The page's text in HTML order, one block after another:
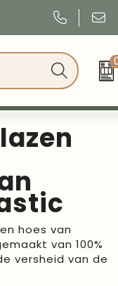
hoes van
van 100%
versheid van de